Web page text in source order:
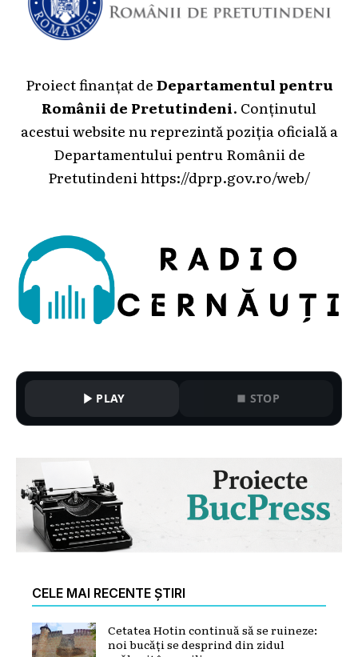
Proiect finanțat deDepartamentul pentru
Românii de Pretutindeni. Conținutul
acestui website nu reprezintă poziția oficială a
Departamentului pentru Românii de
Pretutindeni https://dprp.gov.ro/web/
PLAY STOP
CELE MAI RECENTE ȘTIRI
Cetatea Hotin continuă să se ruineze:
noi bucăți se desprind din zidul